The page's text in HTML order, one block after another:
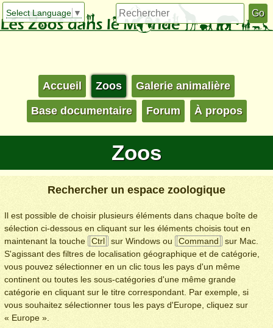
Select Language ▼
Accueil Zoos Galerie animalière
Base documentaire Forum À propos
Zoos
Rechercher un espace zoologique
Il est possible de choisir plusieurs éléments dans chaque boîte de
sélection ci-dessous en cliquant sur les éléments choisis tout en
maintenant la touche
Ctrl sur Windows ou Command
sur Mac.
S'agissant des filtres de localisation géographique et de catégorie,
vous pouvez sélectionner en un clic tous les pays d'un même
continent ou toutes les sous-catégories d'une même grande
catégorie en cliquant sur le titre correspondant. Par exemple, si
vous souhaitez sélectionner tous les pays d'Europe, cliquez sur
« Europe ».